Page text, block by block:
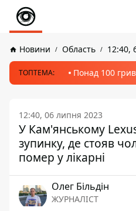
Новини Область 12:40,
ТОПТЕМА: Понад 100
12:40, 06 липня 2023
У Кам'янському
зупинку, де стояв
помер у лікарні
Олег Більдін
ЖУРНАЛІСТ